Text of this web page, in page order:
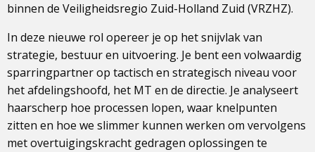
binnen de Veiligheidsregio Zuid-Holland Zuid (VRZHZ).
In deze nieuwe rol opereer je op het snijvlak van
strategie, bestuur en uitvoering. Je bent een volwaardig
sparringpartner op tactisch en strategisch niveau voor
het afdelingshoofd, het MT en de directie. Je analyseert
haarscherp hoe processen lopen, waar knelpunten
zitten en hoe we slimmer kunnen werken om vervolgens
met overtuigingskracht gedragen oplossingen te